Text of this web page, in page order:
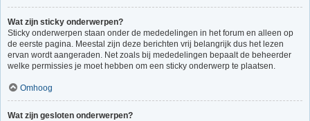
Wat zijn sticky onderwerpen?
Sticky onderwerpen staan onder de mededelingen in het forum en alleen op
de eerste pagina. Meestal zijn deze berichten vrij belangrijk dus het lezen
ervan wordt aangeraden. Net zoals bij mededelingen bepaalt de beheerder
welke permissies je moet hebben om een sticky onderwerp te plaatsen.
Omhoog
Wat zijn gesloten onderwerpen?